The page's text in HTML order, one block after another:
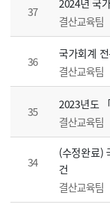
37
2024년 국
결산교육팀
36
국가회계
결산교육팀
35
2023년도
결산교육팀
34
(수정완료)
건
결산교육팀